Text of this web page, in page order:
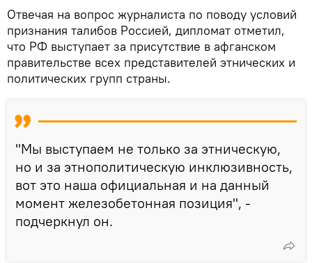
Отвечая на вопрос журналиста по поводу условий
признания талибов Россией, дипломат отметил,
что РФ выступает за присутствие в афганском
правительстве всех представителей этнических и
политических групп страны.
"Мы выступаем не только за этническую,
но и за этнополитическую инклюзивность,
вот это наша официальная и на данный
момент железобетонная позиция", -
подчеркнул он.